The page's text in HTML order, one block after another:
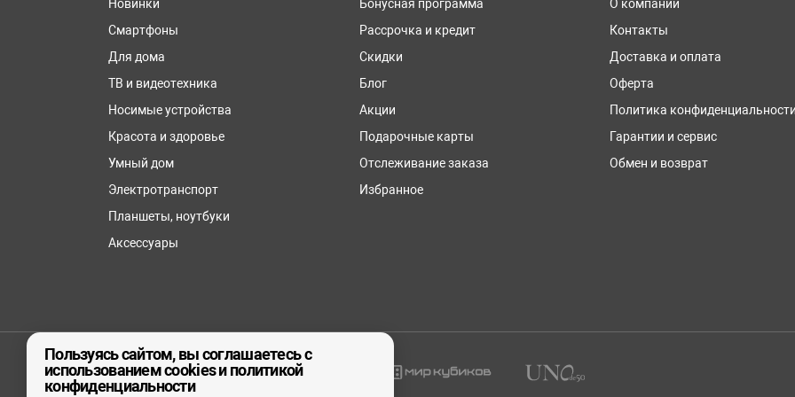
Новинки
Смартфоны
Для дома
ТВ и видеотехника
Носимые устройства
Красота и здоровье
Умный дом
Электротранспорт
Планшеты, ноутбуки
Аксессуары
Бонусная программа
Рассрочка и кредит
Скидки
Блог
Акции
Подарочные карты
Отслеживание заказа
Избранное
О компании
Контакты
Доставка и оплата
Оферта
Политика
Гарантии и сервис
Обмен и возврат
© ООО «реСтор», 2026
Пользуясь сайтом, вы соглашаетесь с
использованием cookies и политикой
конфиденциальности